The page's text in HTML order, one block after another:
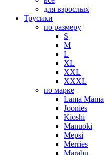
для взрослых
Трусики
по размеру
S
M
L
XL
XXL
XXXL
по марке
Lama Mama
Joonies
Kioshi
Manuoki
Mepsi
Merries
Marabu